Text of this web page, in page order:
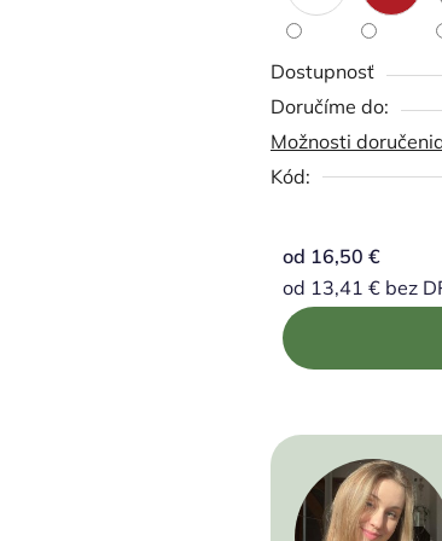
Dostupnosť
Možnosti
Kód:
od 16,50 €
od 13,41 € bez
Jednotková cena: